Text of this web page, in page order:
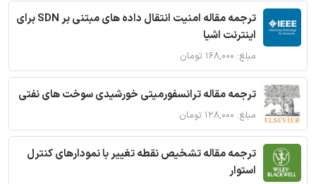
ترجمه مقاله امنیت انتقال داده های مبتنی بر SDN برای
اینترنت اشیا
مبلغ: ۱۶۸,۰۰۰ تومان
ترجمه مقاله ترانسفورمیتی خورشیدی سوخت های نفتی
مبلغ: ۱۲۸,۰۰۰ تومان
ترجمه مقاله تشخیص نقطه تغییر با نمودارهای کنترل
استوار